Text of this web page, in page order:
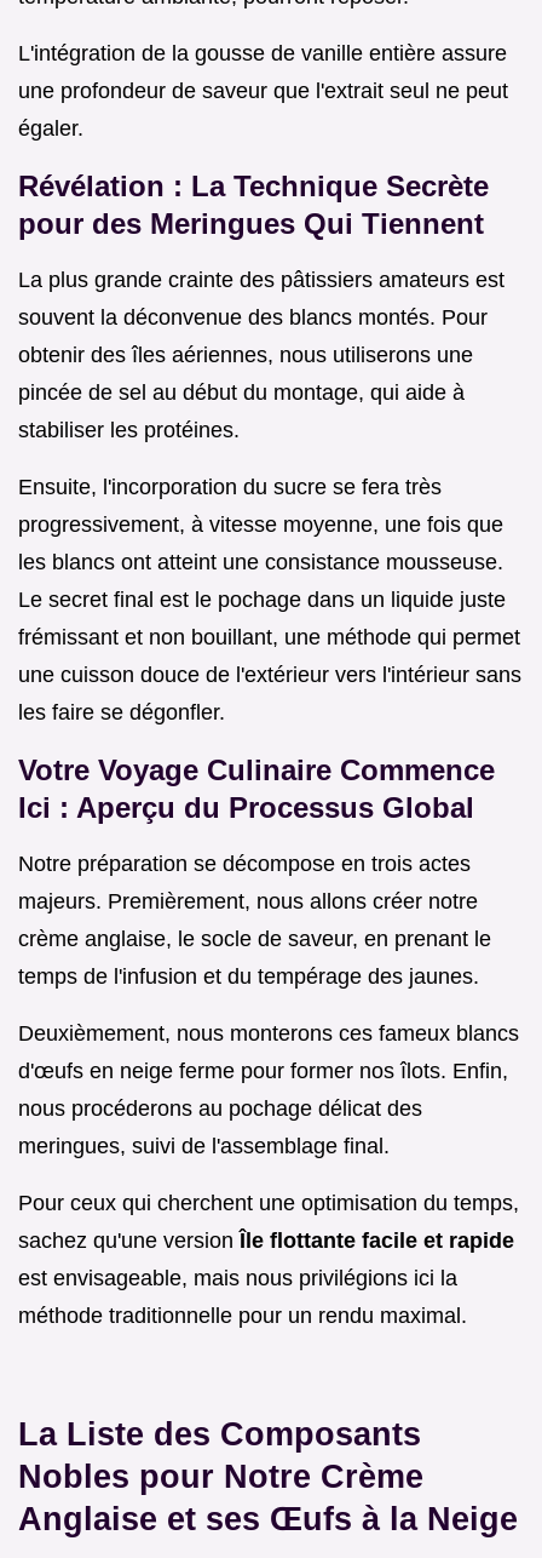
L'intégration de la gousse de vanille entière assure
une profondeur de saveur que l'extrait seul ne peut
égaler.
Révélation : La Technique Secrète
pour des Meringues Qui Tiennent
La plus grande crainte des pâtissiers amateurs est
souvent la déconvenue des blancs montés. Pour
obtenir des îles aériennes, nous utiliserons une
pincée de sel au début du montage, qui aide à
stabiliser les protéines.
Ensuite, l'incorporation du sucre se fera très
progressivement, à vitesse moyenne, une fois que
les blancs ont atteint une consistance mousseuse.
Le secret final est le pochage dans un liquide juste
frémissant et non bouillant, une méthode qui permet
une cuisson douce de l'extérieur vers l'intérieur sans
les faire se dégonfler.
Votre Voyage Culinaire Commence
Ici : Aperçu du Processus Global
Notre préparation se décompose en trois actes
majeurs. Premièrement, nous allons créer notre
crème anglaise, le socle de saveur, en prenant le
temps de l'infusion et du tempérage des jaunes.
Deuxièmement, nous monterons ces fameux blancs
d'œufs en neige ferme pour former nos îlots. Enfin,
nous procéderons au pochage délicat des
meringues, suivi de l'assemblage final.
Pour ceux qui cherchent une optimisation du temps,
sachez qu'une version Île flottante facile et rapide
est envisageable, mais nous privilégions ici la
méthode traditionnelle pour un rendu maximal.
La Liste des Composants
Nobles pour Notre Crème
Anglaise et ses Œufs à la Neige